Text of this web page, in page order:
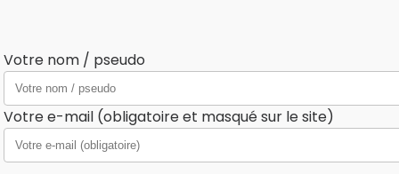
Votre nom / pseudo
Votre e-mail (obligatoire et masqué sur le site)